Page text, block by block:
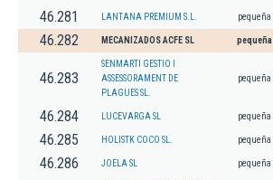
46.281 LANTANA PREMIUM S.L. pequeña
46.282 MECANIZADOS ACFE SL pequeña
46.283
SENMARTI GESTIO I
ASSESSORAMENT DE
PLAGUES SL.
pequeña
46.284 LUCEVARGA SL pequeña
46.285 HOLISTK COCO SL. pequeña
46.286 JOELA SL pequeña